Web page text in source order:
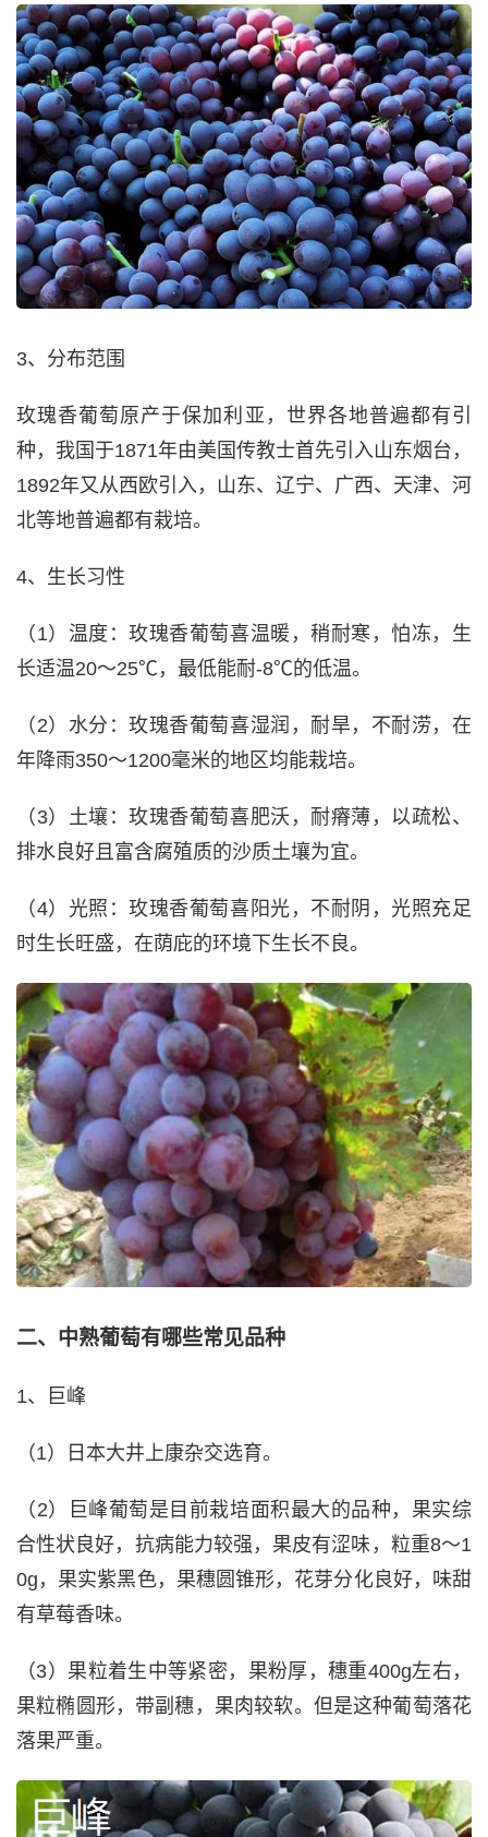
3、分布范围
玫瑰香葡萄原产于保加利亚，世界各地普遍都有引
种，我国于1871年由美国传教士首先引入山东烟台，
1892年又从西欧引入，山东、辽宁、广西、天津、河
北等地普遍都有栽培。
4、生长习性
（1）温度：玫瑰香葡萄喜温暖，稍耐寒，怕冻，生
长适温20～25℃，最低能耐-8℃的低温。
（2）水分：玫瑰香葡萄喜湿润，耐旱，不耐涝，在
年降雨350～1200毫米的地区均能栽培。
（3）土壤：玫瑰香葡萄喜肥沃，耐瘠薄，以疏松、
排水良好且富含腐殖质的沙质土壤为宜。
（4）光照：玫瑰香葡萄喜阳光，不耐阴，光照充足
时生长旺盛，在荫庇的环境下生长不良。
二、中熟葡萄有哪些常见品种
1、巨峰
（1）日本大井上康杂交选育。
（2）巨峰葡萄是目前栽培面积最大的品种，果实综
合性状良好，抗病能力较强，果皮有涩味，粒重8～1
0g，果实紫黑色，果穗圆锥形，花芽分化良好，味甜
有草莓香味。
（3）果粒着生中等紧密，果粉厚，穗重400g左右，
果粒椭圆形，带副穗，果肉较软。但是这种葡萄落花
落果严重。